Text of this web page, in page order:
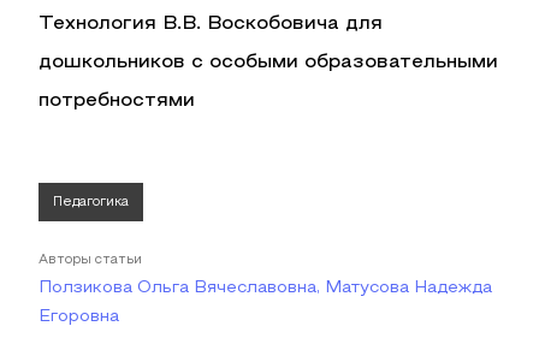
Технология В.В. Воскобовича для
дошкольников с особыми образовательными
потребностями
Педагогика
Авторы статьи
Ползикова Ольга Вячеславовна, Матусова Надежда
Егоровна